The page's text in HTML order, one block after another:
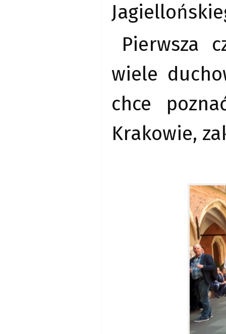
Pierwsza
wiele
chce
Krakowie,